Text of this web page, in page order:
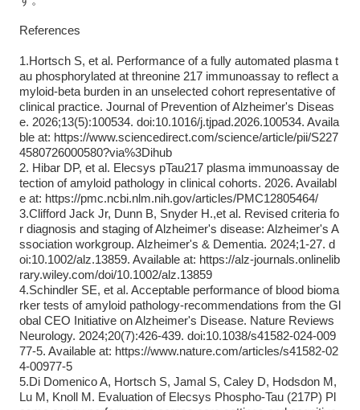
References
1.Hortsch S, et al. Performance of a fully automated plasma t
au phosphorylated at threonine 217 immunoassay to reflect a
myloid-beta burden in an unselected cohort representative of
clinical practice. Journal of Prevention of Alzheimer's Diseas
e. 2026;13(5):100534. doi:10.1016/j.tjpad.2026.100534. Availa
ble at: https://www.sciencedirect.com/science/article/pii/S227
4580726000580?via%3Dihub
2. Hibar DP, et al. Elecsys pTau217 plasma immunoassay de
tection of amyloid pathology in clinical cohorts. 2026. Availabl
e at: https://pmc.ncbi.nlm.nih.gov/articles/PMC12805464/
3.Clifford Jack Jr, Dunn B, Snyder H.,et al. Revised criteria fo
r diagnosis and staging of Alzheimer's disease: Alzheimer's A
ssociation workgroup. Alzheimer's & Dementia. 2024;1-27. d
oi:10.1002/alz.13859. Available at: https://alz-journals.onlinelib
rary.wiley.com/doi/10.1002/alz.13859
4.Schindler SE, et al. Acceptable performance of blood bioma
rker tests of amyloid pathology-recommendations from the Gl
obal CEO Initiative on Alzheimer's Disease. Nature Reviews
Neurology. 2024;20(7):426-439. doi:10.1038/s41582-024-009
77-5. Available at: https://www.nature.com/articles/s41582-02
4-00977-5
5.Di Domenico A, Hortsch S, Jamal S, Caley D, Hodsdon M,
Lu M, Knoll M. Evaluation of Elecsys Phospho-Tau (217P) Pl